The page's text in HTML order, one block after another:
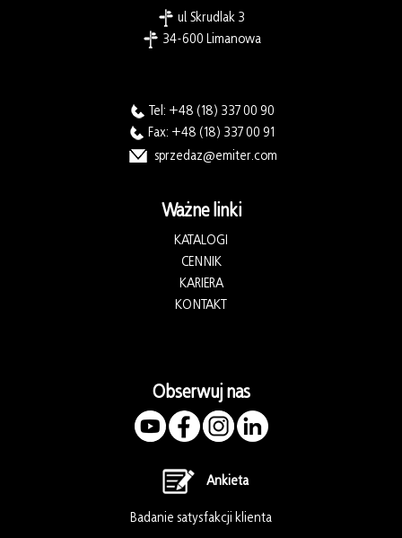
ul. Skrudlak 3
34-600 Limanowa
Tel: +48 (18) 337 00 90
Fax: +48 (18) 337 00 91
sprzedaz@emiter.com
Ważne linki
KATALOGI
CENNIK
KARIERA
KONTAKT
Obserwuj nas
Ankieta
Badanie satysfakcji klienta